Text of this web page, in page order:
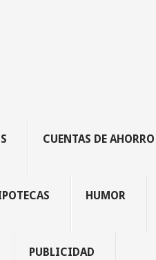
CUENTAS DE AHORRO
HUMOR
PUBLICIDAD